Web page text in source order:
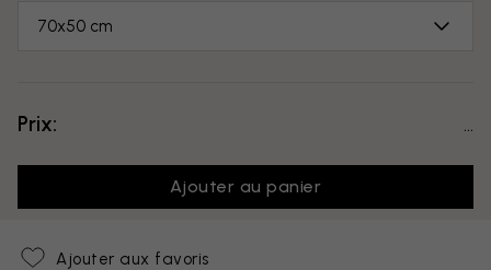
70x50 cm
Prix:
Ajouter au panier
Ajouter aux favoris